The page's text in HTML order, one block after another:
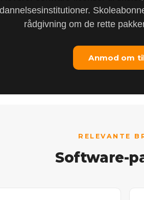
rådgivning om de rette
Anmod om
RELEVANTE
Software-